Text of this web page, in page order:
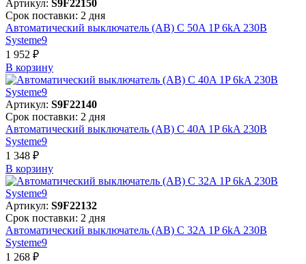
Артикул: S9F22150
Срок поставки: 2 дня
Автоматический выключатель (АВ) C 50A 1P 6kA 230В
Systeme9
1 952 ₽
В корзинy
Артикул: S9F22140
Срок поставки: 2 дня
Автоматический выключатель (АВ) C 40A 1P 6kA 230В
Systeme9
1 348 ₽
В корзинy
Артикул: S9F22132
Срок поставки: 2 дня
Автоматический выключатель (АВ) C 32A 1P 6kA 230В
Systeme9
1 268 ₽